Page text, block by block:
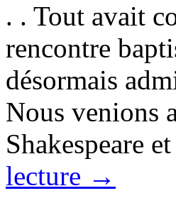
. . Tout avait
rencontre
désormais
Nous venions
Shakespeare
lecture →